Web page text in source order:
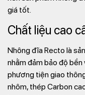
giá tốt.
Chất liệu cao
Nhông đĩa Recto là
nhằm đảm bảo độ
phương tiện giao
nhôm, thép Carbon